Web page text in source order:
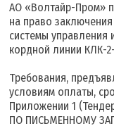
АО «Волтайр-Пром»
на право
системы управления
кордной линии КЛК-
Требования,
условиям оплаты,
Приложении 1
ПО ПИСЬМЕННОМУ